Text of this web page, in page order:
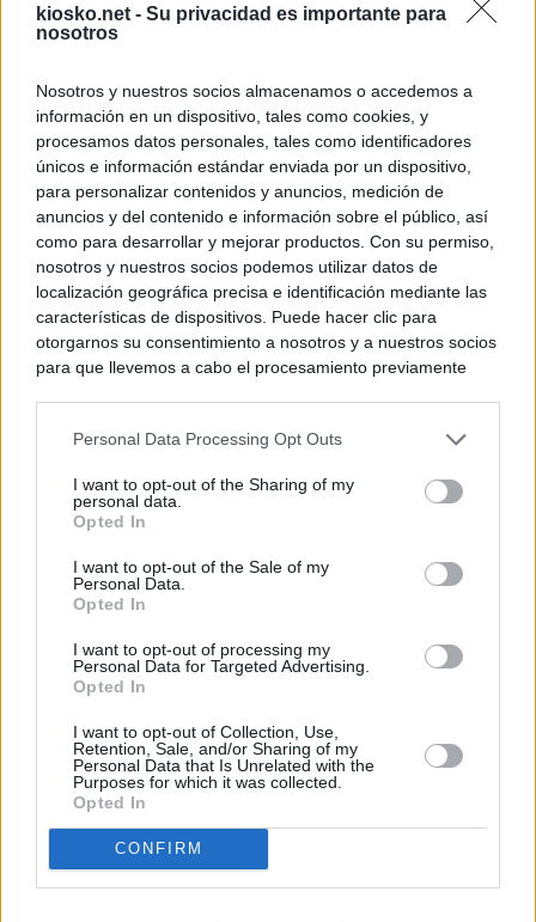
kiosko.net - Su privacidad es importante para
nosotros
Nosotros y nuestros socios almacenamos o accedemos a
información en un dispositivo, tales como cookies, y
procesamos datos personales, tales como identificadores
únicos e información estándar enviada por un dispositivo,
para personalizar contenidos y anuncios, medición de
anuncios y del contenido e información sobre el público, así
como para desarrollar y mejorar productos. Con su permiso,
nosotros y nuestros socios podemos utilizar datos de
localización geográfica precisa e identificación mediante las
características de dispositivos. Puede hacer clic para
otorgarnos su consentimiento a nosotros y a nuestros socios
para que llevemos a cabo el procesamiento previamente
negar su consentimiento. Tenga en cuenta que algún
de su consentimiento, pero usted tiene el derecho de
rechazar tal procesamiento. Sus preferencias se aplicarán
cualquier momento entrando de nuevo en este sitio web o
visitando nuestra política de privacidad.
Personal Data Processing Opt Outs
I want to opt-out of the Sharing of my
personal data.
Opted In
I want to opt-out of the Sale of my
Personal Data.
Opted In
I want to opt-out of processing my
Personal Data for Targeted Advertising.
Opted In
I want to opt-out of Collection, Use,
Retention, Sale, and/or Sharing of my
Personal Data that Is Unrelated with the
Purposes for which it was collected.
Opted In
CONFIRM